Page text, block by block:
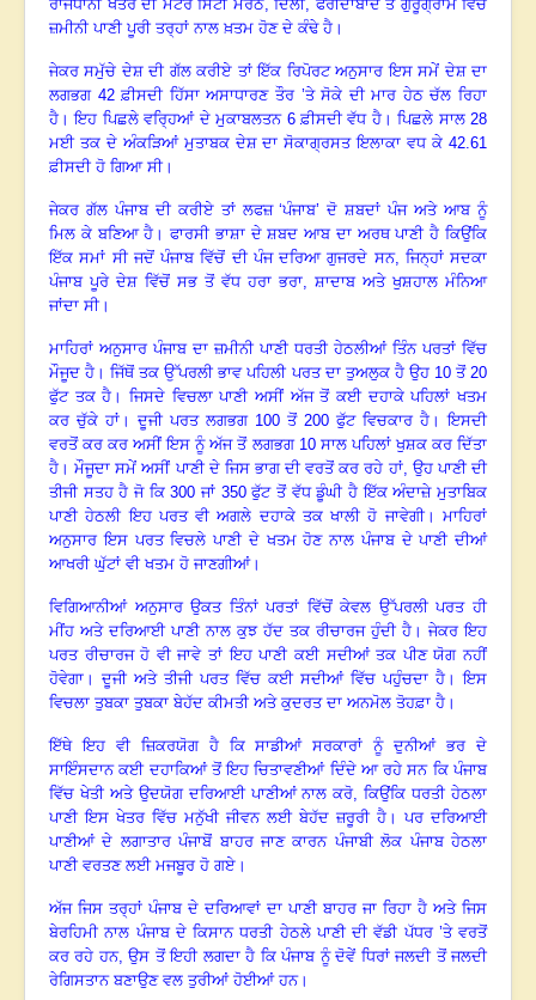
ਰਾਜਧਾਨੀ ਖੇਤਰ ਦੀ ਮੈਟਰੋ ਸਿਟੀ ਮੇਰਠ, ਦਿੱਲੀ, ਫਰੀਦਾਬਾਦ ਤੇ ਗੁਰੂਗ੍ਰਾਮ ਵਿੱਚ
ਜ਼ਮੀਨੀ ਪਾਣੀ ਪੂਰੀ ਤਰ੍ਹਾਂ ਨਾਲ ਖ਼ਤਮ ਹੋਣ ਦੇ ਕੰਢੇ ਹੈ ।
ਜੇਕਰ ਸਮੁੱਚੇ ਦੇਸ਼ ਦੀ ਗੱਲ ਕਰੀਏ ਤਾਂ ਇੱਕ ਰਿਪੋਰਟ ਅਨੁਸਾਰ ਇਸ ਸਮੇਂ ਦੇਸ਼ ਦਾ
ਲਗਭਗ 42 ਫ਼ੀਸਦੀ ਹਿੱਸਾ ਅਸਾਧਾਰਣ ਤੌਰ ’ਤੇ ਸੋਕੇ ਦੀ ਮਾਰ ਹੇਠ ਚੱਲ ਰਿਹਾ
ਹੈ ।ਇਹ ਪਿਛਲੇ ਵਰ੍ਹਿਆਂ ਦੇ ਮੁਕਾਬਲਤਨ 6 ਫ਼ੀਸਦੀ ਵੱਧ ਹੈ।ਪਿਛਲੇ ਸਾਲ28
ਮਈ ਤਕ ਦੇ ਅੰਕੜਿਆਂ ਮੁਤਾਬਕ ਦੇਸ਼ ਦਾ ਸੋਕਾਗ੍ਰਸਤ ਇਲਾਕਾ ਵਧ ਕੇ 42.61
ਫ਼ੀਸਦੀ ਹੋ ਗਿਆ ਸੀ।
ਜੇਕਰ ਗੱਲ ਪੰਜਾਬ ਦੀ ਕਰੀਏ ਤਾਂ ਲਫਜ਼ ‘ਪੰਜਾਬ’ ਦੋ ਸ਼ਬਦਾਂ ਪੰਜ ਅਤੇ ਆਬ ਨੂੰ
ਮਿਲ ਕੇ ਬਣਿਆ ਹੈ। ਫਾਰਸੀ ਭਾਸ਼ਾ ਦੇ ਸ਼ਬਦ ਆਬ ਦਾ ਅਰਥ ਪਾਣੀ ਹੈ ਕਿਉਂਕਿ
ਇੱਕ ਸਮਾਂ ਸੀ ਜਦੋਂ ਪੰਜਾਬ ਵਿੱਚੋਂ ਦੀ ਪੰਜ ਦਰਿਆ ਗੁਜਰਦੇ ਸਨ, ਜਿਨ੍ਹਾਂ ਸਦਕਾ
ਪੰਜਾਬ ਪੂਰੇ ਦੇਸ਼ ਵਿੱਚੋਂ ਸਭ ਤੋਂ ਵੱਧ ਹਰਾ ਭਰਾ, ਸ਼ਾਦਾਬ ਅਤੇ ਖੁਸ਼ਹਾਲ ਮੰਨਿਆ
ਜਾਂਦਾ ਸੀ।
ਮਾਹਿਰਾਂ ਅਨੁਸਾਰ ਪੰਜਾਬ ਦਾ ਜ਼ਮੀਨੀ ਪਾਣੀ ਧਰਤੀ ਹੇਠਲੀਆਂ ਤਿੰਨ ਪਰਤਾਂ ਵਿੱਚ
ਮੌਜੂਦ ਹੈ । ਜਿੱਥੋਂ ਤਕ ਉੱਪਰਲੀ ਭਾਵ ਪਹਿਲੀ ਪਰਤ ਦਾ ਤੁਅਲੁਕ ਹੈ ਉਹ 10 ਤੋਂ 20
ਫੁੱਟ ਤਕ ਹੈ । ਜਿਸਦੇ ਵਿਚਲਾ ਪਾਣੀ ਅਸੀਂ ਅੱਜ ਤੋਂ ਕਈ ਦਹਾਕੇ ਪਹਿਲਾਂ ਖਤਮ
ਕਰ ਚੁੱਕੇ ਹਾਂ । ਦੂਜੀ ਪਰਤ ਲਗਭਗ 100 ਤੋਂ 200 ਫੁੱਟ ਵਿਚਕਾਰ ਹੈ। ਇਸਦੀ
ਵਰਤੋਂ ਕਰ ਕਰ ਅਸੀਂ ਇਸ ਨੂੰ ਅੱਜ ਤੋਂ ਲਗਭਗ 10 ਸਾਲ ਪਹਿਲਾਂ ਖੁਸ਼ਕ ਕਰ ਦਿੱਤਾ
ਹੈ ।ਮੌਜੂਦਾ ਸਮੇਂ ਅਸੀਂ ਪਾਣੀ ਦੇ ਜਿਸ ਭਾਗ ਦੀ ਵਰਤੋਂ ਕਰ ਰਹੇ ਹਾਂ, ਉਹ ਪਾਣੀ ਦੀ
ਤੀਜੀ ਸਤਹ ਹੈ ਜੋ ਕਿ300 ਜਾਂ 350 ਫੁੱਟ ਤੋਂ ਵੱਧ ਡੂੰਘੀ ਹੈ ਇੱਕ ਅੰਦਾਜ਼ੇ ਮੁਤਾਬਿਕ
ਪਾਣੀ ਹੇਠਲੀ ਇਹ ਪਰਤ ਵੀ ਅਗਲੇ ਦਹਾਕੇ ਤਕ ਖਾਲੀ ਹੋ ਜਾਵੇਗੀ।ਮਾਹਿਰਾਂ
ਅਨੁਸਾਰ ਇਸ ਪਰਤ ਵਿਚਲੇ ਪਾਣੀ ਦੇ ਖਤਮ ਹੋਣ ਨਾਲ ਪੰਜਾਬ ਦੇ ਪਾਣੀ ਦੀਆਂ
ਆਖਰੀ ਘੁੱਟਾਂ ਵੀ ਖਤਮ ਹੋ ਜਾਣਗੀਆਂ।
ਵਿਗਿਆਨੀਆਂ ਅਨੁਸਾਰ ਉਕਤ ਤਿੰਨਾਂ ਪਰਤਾਂ ਵਿੱਚੋਂ ਕੇਵਲ ਉੱਪਰਲੀ ਪਰਤ ਹੀ
ਮੀਂਹ ਅਤੇ ਦਰਿਆਈ ਪਾਣੀ ਨਾਲ ਕੁਝ ਹੱਦ ਤਕ ਰੀਚਾਰਜ ਹੁੰਦੀ ਹੈ । ਜੇਕਰ ਇਹ
ਪਰਤ ਰੀਚਾਰਜ ਹੋ ਵੀ ਜਾਵੇ ਤਾਂ ਇਹ ਪਾਣੀ ਕਈ ਸਦੀਆਂ ਤਕ ਪੀਣ ਯੋਗ ਨਹੀਂ
ਹੋਵੇਗਾ। ਦੂਜੀ ਅਤੇ ਤੀਜੀ ਪਰਤ ਵਿੱਚ ਕਈ ਸਦੀਆਂ ਵਿੱਚ ਪਹੁੰਚਦਾ ਹੈ ।ਇਸ
ਵਿਚਲਾ ਤੁਬਕਾ ਤੁਬਕਾ ਬੇਹੱਦ ਕੀਮਤੀ ਅਤੇ ਕੁਦਰਤ ਦਾ ਅਨਮੋਲ ਤੋਹਫ਼ਾ ਹੈ ।
ਇੱਥੇ ਇਹ ਵੀ ਜ਼ਿਕਰਯੋਗ ਹੈ ਕਿ ਸਾਡੀਆਂ ਸਰਕਾਰਾਂ ਨੂੰ ਦੁਨੀਆਂ ਭਰ ਦੇ
ਸਾਇੰਸਦਾਨ ਕਈ ਦਹਾਕਿਆਂ ਤੋਂ ਇਹ ਚਿਤਾਵਣੀਆਂ ਦਿੰਦੇ ਆ ਰਹੇ ਸਨ ਕਿ ਪੰਜਾਬ
ਵਿੱਚ ਖੇਤੀ ਅਤੇ ਉਦਯੋਗ ਦਰਿਆਈ ਪਾਣੀਆਂ ਨਾਲ ਕਰੋ, ਕਿਉਂਕਿ ਧਰਤੀ ਹੇਠਲਾ
ਪਾਣੀ ਇਸ ਖੇਤਰ ਵਿੱਚ ਮਨੁੱਖੀ ਜੀਵਨ ਲਈ ਬੇਹੱਦ ਜ਼ਰੂਰੀ ਹੈ । ਪਰ ਦਰਿਆਈ
ਪਾਣੀਆਂ ਦੇ ਲਗਾਤਾਰ ਪੰਜਾਬੋਂ ਬਾਹਰ ਜਾਣ ਕਾਰਨ ਪੰਜਾਬੀ ਲੋਕ ਪੰਜਾਬ ਹੇਠਲਾ
ਪਾਣੀ ਵਰਤਣ ਲਈ ਮਜਬੂਰ ਹੋ ਗਏ ।
ਅੱਜ ਜਿਸ ਤਰ੍ਹਾਂ ਪੰਜਾਬ ਦੇ ਦਰਿਆਵਾਂ ਦਾ ਪਾਣੀ ਬਾਹਰ ਜਾ ਰਿਹਾ ਹੈ ਅਤੇ ਜਿਸ
ਬੇਰਹਿਮੀ ਨਾਲ ਪੰਜਾਬ ਦੇ ਕਿਸਾਨ ਧਰਤੀ ਹੇਠਲੇ ਪਾਣੀ ਦੀ ਵੱਡੀ ਪੱਧਰ ’ਤੇ ਵਰਤੋਂ
ਕਰ ਰਹੇ ਹਨ, ਉਸ ਤੋਂ ਇਹੀ ਲਗਦਾ ਹੈ ਕਿ ਪੰਜਾਬ ਨੂੰ ਦੋਵੇਂ ਧਿਰਾਂ ਜਲਦੀ ਤੋਂ ਜਲਦੀ
ਰੇਗਿਸਤਾਨ ਬਣਾਉਣ ਵਲ ਤੁਰੀਆਂ ਹੋਈਆਂ ਹਨ।